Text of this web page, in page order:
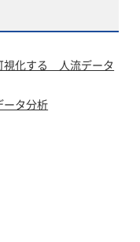
視化する 人流データ
ータ分析